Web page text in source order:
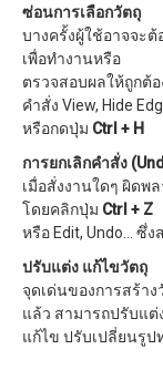
ซ่อนการเลือกวัตถุ
บางครั้งผู้ใช้อาจจะต้
เพื่อทำงานหรือ
ตรวจสอบผลให้ถูกต้
คำสั่ง View, Hide
หรือกดปุ่ม Ctrl + H
การยกเลิกคำสั่ง
เมื่อสั่งงานใดๆ ผิดพ
โดยคลิกปุ่ม Ctrl + Z
หรือ Edit, Undo… ซึ่
ปรับแต่ง แก้ไขวัตถุ
จุดเด่นของการสร้าง
แล้ว สามารถปรับแต่
แก้ไข ปรับเปลี่ยนรูป